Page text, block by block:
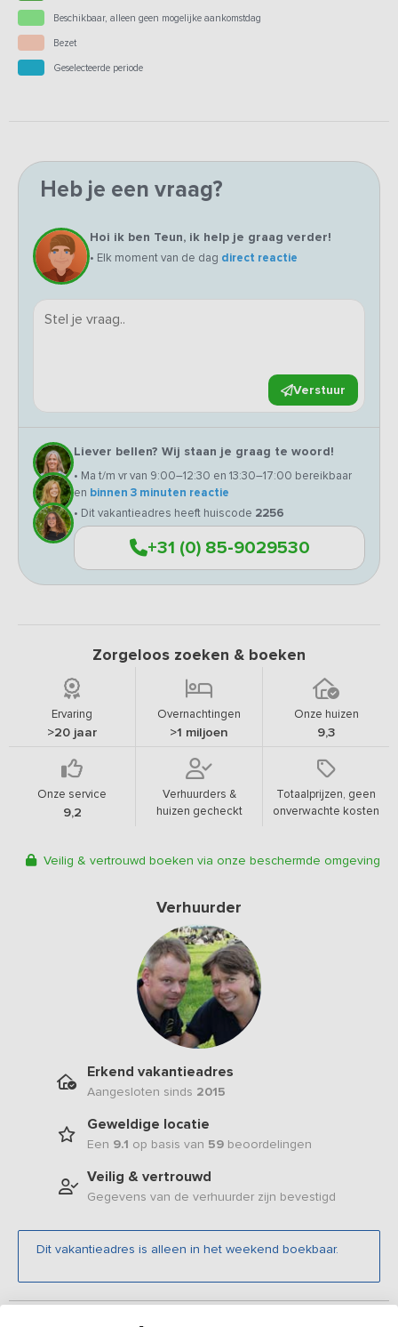
Beschikbaar, alleen geen mogelijke aankomstdag
Bezet
Geselecteerde periode
Heb je een vraag?
Hoi ik ben Teun, ik help je graag verder!
• Elk moment van de dag direct reactie
Verstuur
Liever bellen? Wij staan je graag te woord!
• Ma t/m vr van 9:00–12:30 en 13:30–17:00 bereikbaar
en binnen 3 minuten reactie
• Dit vakantieadres heeft huiscode 2256
+31 (0) 85-9029530
Zorgeloos zoeken & boeken
Ervaring
>20 jaar
Overnachtingen
>1 miljoen
Onze huizen
9,3
Onze service
9,2
Verhuurders &
huizen gecheckt
Totaalprijzen, geen
onverwachte kosten
Veilig & vertrouwd boeken via onze beschermde omgeving
Verhuurder
Erkend vakantieadres
Aangesloten sinds 2015
Geweldige locatie
Een 9.1 op basis van 59 beoordelingen
Veilig & vertrouwd
Gegevens van de verhuurder zijn bevestigd
Dit vakantieadres is alleen in het weekend boekbaar.